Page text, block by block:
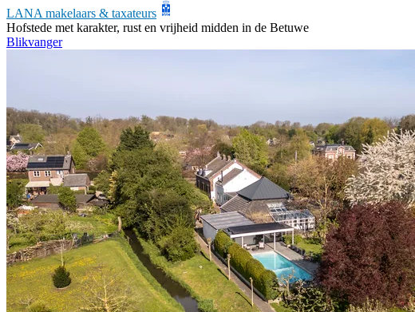
LANA makelaars & taxateurs
Hofstede met karakter, rust en vrijheid midden in de Betuwe
Blikvanger